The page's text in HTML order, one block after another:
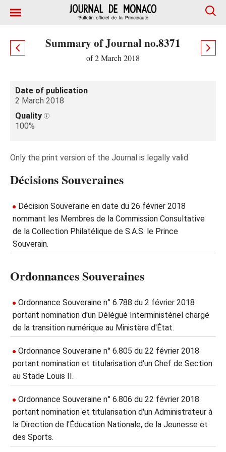
Summary of Journal no.8371
of 2 March 2018
Date of publication
2 March 2018
Quality
100%
Only the print version of the Journal is legally valid
Décisions Souveraines
Décision Souveraine en date du 26 février 2018
nommant les Membres de la Commission Consultative
de la Collection Philatélique de S.A.S. le Prince
Souverain.
Ordonnances Souveraines
Ordonnance Souveraine n° 6.788 du 2 février 2018
portant nomination d'un Délégué Interministériel chargé
de la transition numérique au Ministère d'État.
Ordonnance Souveraine n° 6.805 du 22 février 2018
portant nomination et titularisation d'un Chef de Section
au Stade Louis II.
Ordonnance Souveraine n° 6.806 du 22 février 2018
portant nomination et titularisation d'un Administrateur à
la Direction de l'Éducation Nationale, de la Jeunesse et
des Sports.